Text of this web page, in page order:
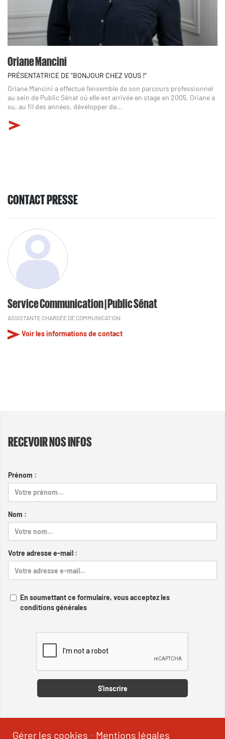
Oriane Mancini
PRÉSENTATRICE DE "BONJOUR CHEZ VOUS !"
Oriane Mancini a effectué l’ensemble de son parcours professionnel
au sein de Public Sénat où elle est arrivée en stage en 2005. Oriane a
su, au fil des années, développer de...
CONTACT PRESSE
Service Communication | Public Sénat
ASSISTANTE CHARGÉE DE COMMUNICATION
Voir les informations de contact
RECEVOIR NOS INFOS
Prénom :
Nom :
Votre adresse e-mail :
En soumettant ce formulaire, vous acceptez les
conditions générales
S'inscrire
Gérer les cookies - Mentions légales